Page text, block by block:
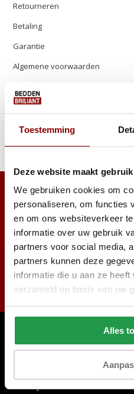
Toestemming
Deze website maakt
We gebruiken cookies om
personaliseren, om functies
en om ons websiteverkeer
informatie over uw gebruik
partners voor social media,
partners kunnen deze
informatie die u aan ze
verzameld op basis van uw
Alles
Retourneren
Betaling
Garantie
Algemene voorwaarden
Sitemap
Showroom
Vacatures
* Lees hier de wettelijke